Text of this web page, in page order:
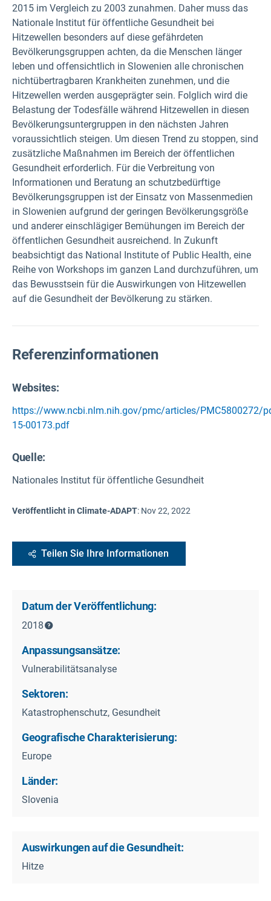
2015 im Vergleich zu 2003 zunahmen. Daher muss das
Nationale Institut für öffentliche Gesundheit bei
Hitzewellen besonders auf diese gefährdeten
Bevölkerungsgruppen achten, da die Menschen länger
leben und offensichtlich in Slowenien alle chronischen
nichtübertragbaren Krankheiten zunehmen, und die
Hitzewellen werden ausgeprägter sein. Folglich wird die
Belastung der Todesfälle während Hitzewellen in diesen
Bevölkerungsuntergruppen in den nächsten Jahren
voraussichtlich steigen. Um diesen Trend zu stoppen, sind
zusätzliche Maßnahmen im Bereich der öffentlichen
Gesundheit erforderlich. Für die Verbreitung von
Informationen und Beratung an schutzbedürftige
Bevölkerungsgruppen ist der Einsatz von Massenmedien
in Slowenien aufgrund der geringen Bevölkerungsgröße
und anderer einschlägiger Bemühungen im Bereich der
öffentlichen Gesundheit ausreichend. In Zukunft
beabsichtigt das National Institute of Public Health, eine
Reihe von Workshops im ganzen Land durchzuführen, um
das Bewusstsein für die Auswirkungen von Hitzewellen
auf die Gesundheit der Bevölkerung zu stärken.
Referenzinformationen
Websites:
https://www.ncbi.nlm.nih.gov/pmc/articles/PMC5800272/
15-00173.pdf
Quelle:
Nationales Institut für öffentliche Gesundheit
Veröffentlicht in Climate-ADAPT: Nov 22, 2022
Teilen Sie Ihre Informationen
Datum der Veröffentlichung:
2018
Anpassungsansätze:
Vulnerabilitätsanalyse
Sektoren:
Katastrophenschutz, Gesundheit
Geografische Charakterisierung:
Europe
Länder:
Slovenia
Auswirkungen auf die Gesundheit:
Hitze